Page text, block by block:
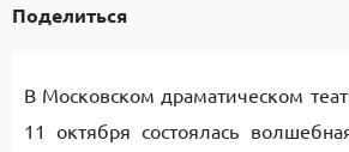
Поделиться
В Московском драматическом
11 октября состоялась